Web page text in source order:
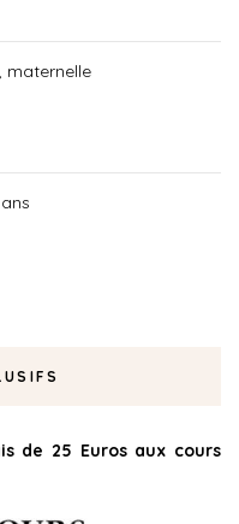
maternelle
de 25 Euros aux cours